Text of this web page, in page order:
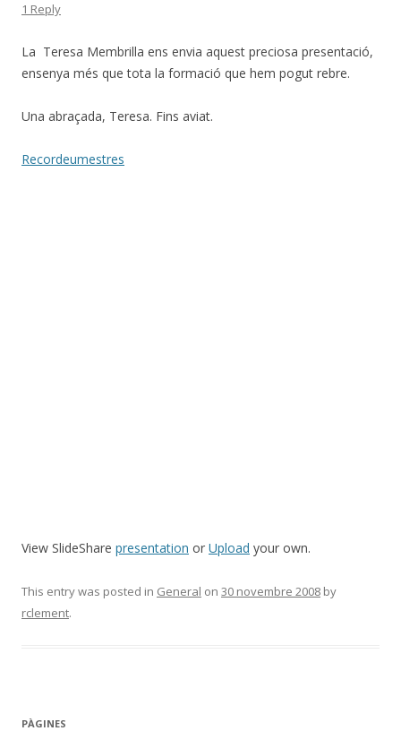
1 Reply
La Teresa Membrilla ens envia aquest preciosa presentació,
ensenya més que tota la formació que hem pogut rebre.
Una abraçada, Teresa. Fins aviat.
Recordeumestres
View SlideShare presentation or Upload your own.
This entry was posted in General on 30 novembre 2008 by
rclement.
PÀGINES